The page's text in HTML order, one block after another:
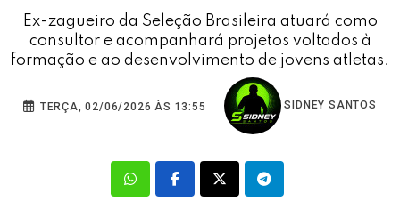
Ex-zagueiro da Seleção Brasileira atuará como
consultor e acompanhará projetos voltados à
formação e ao desenvolvimento de jovens atletas.
TERÇA, 02/06/2026 ÀS 13:55 SIDNEY SANTOS